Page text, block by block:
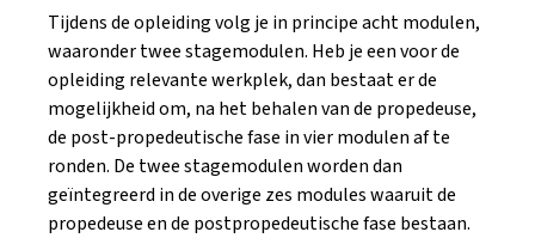
Tijdens de opleiding volg je in principe acht modulen,
waaronder twee stagemodulen. Heb je een voor de
opleiding relevante werkplek, dan bestaat er de
mogelijkheid om, na het behalen van de propedeuse,
de post-propedeutische fase in vier modulen af te
ronden. De twee stagemodulen worden dan
geïntegreerd in de overige zes modules waaruit de
propedeuse en de postpropedeutische fase bestaan.